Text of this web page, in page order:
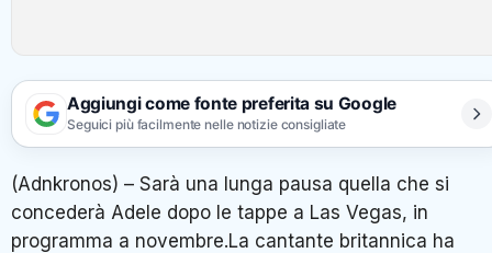
Aggiungi come fonte preferita su Google
Seguici più facilmente nelle notizie consigliate
(Adnkronos) – Sarà una lunga pausa quella che si
concederà Adele dopo le tappe a Las Vegas, in
programma a novembre.La cantante britannica ha